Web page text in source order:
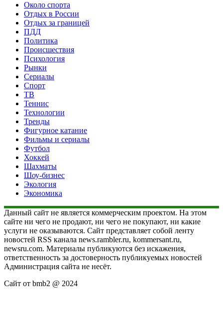
Около спорта
Отдых в России
Отдых за границей
ПДД
Политика
Происшествия
Психология
Рынки
Сериалы
Спорт
ТВ
Теннис
Технологии
Тренды
Фигурное катание
Фильмы и сериалы
Футбол
Хоккей
Шахматы
Шоу-бизнес
Экология
Экономика
Данный сайт не является коммерческим проектом. На этом
сайте ни чего не продают, ни чего не покупают, ни какие
услуги не оказываются. Сайт представляет собой ленту
новостей RSS канала news.rambler.ru, kommersant.ru,
newsru.com. Материалы публикуются без искажения,
ответственность за достоверность публикуемых новостей
Администрация сайта не несёт.
Сайт от bmb2 @ 2024